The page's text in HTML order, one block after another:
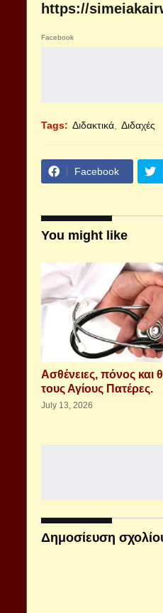
https://
Facebook
Tags: Διδακτικά Διδαχές
Facebook
You might like
Aσθένειες, πόνος και
τους Αγίους Πατέρες.
July 13, 2026
Δημοσίευση